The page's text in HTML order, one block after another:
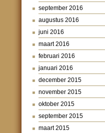
september 2016
augustus 2016
juni 2016
maart 2016
februari 2016
januari 2016
december 2015
november 2015
oktober 2015
september 2015
maart 2015